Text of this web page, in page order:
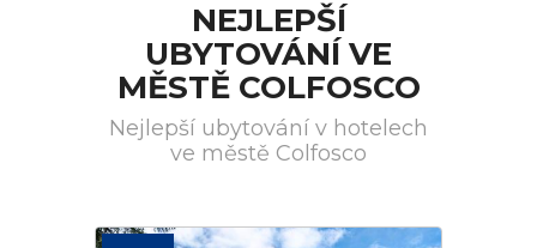
NEJLEPŠÍ
UBYTOVÁNÍ VE
MĚSTĚ COLFOSCO
Nejlepší ubytování v hotelech
ve městě Colfosco